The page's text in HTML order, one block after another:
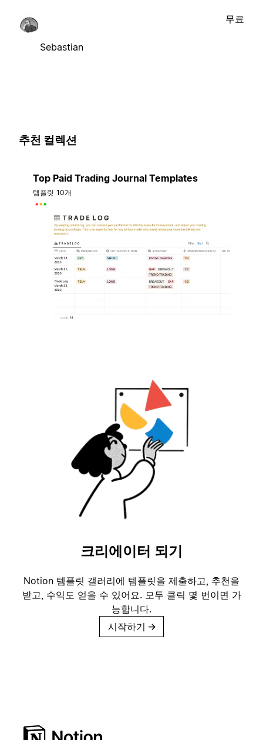
Sebastian
무료
추천 컬렉션
Top Paid Trading Journal Templates
템플릿 10개
크리에이터 되기
Notion 템플릿 갤러리에 템플릿을 제출하고, 추천을
받고, 수익도 얻을 수 있어요. 모두 클릭 몇 번이면 가
능합니다.
시작하기 →